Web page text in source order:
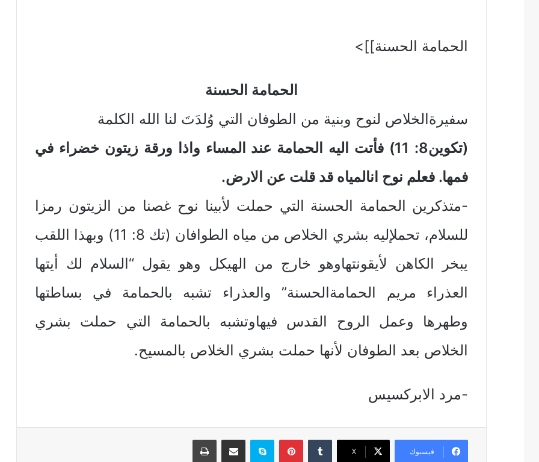
الحمامة الحسنة]]>
الحمامة الحسنة
سفيرةالخلاص لنوح وبنية من الطوفان التي وُلدَتَ لنا الله الكلمة
(تكوين8: 11) فأتت اليه الحمامة عند المساء واذا ورقة زيتون خضراء في
فمها. فعلم نوح انالمياه قد قلت عن الارض.
-متذكرين الحمامة الحسنة التي حملت لأبينا نوح غصنا من الزيتون رمزا
للسلام، تحملإليه بشري الخلاص من مياه الطوافان (تك 8: 11) وبهذا اللقب
يبخر الكاهن لأيقونتهاوهو خارج من الهيكل وهو يقول “السلام لك أيتها
العذراء مريم الحمامةالحسنة” والعذراء تشبه بالحمامة في بساطتها
وطهرها وعمل الروح القدس فيهاوتشبه بالحمامة التي حملت بشري
الخلاص بعد الطوفان لأنها حملت بشري الخلاص بالمسيح.
-مرد الابركسيس
فيسبوك ‫X
بينتيريستسكايب مشاركة عبر البريد طباعة